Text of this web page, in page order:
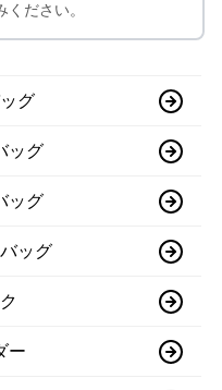
ださい。
グ
ッグ
ッグ
ッグ
ー